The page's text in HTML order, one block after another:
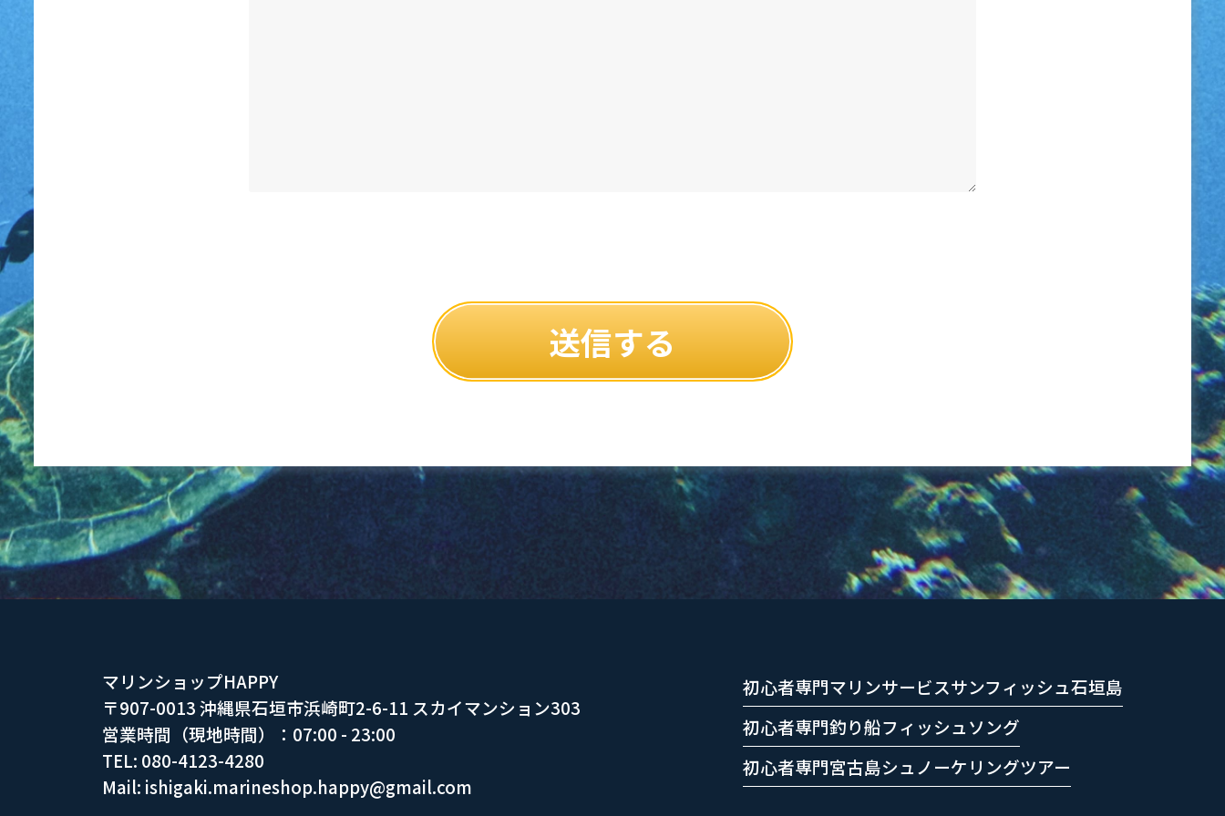
マリンショップHAPPY
〒907-0013 沖縄県石垣市浜崎町2-6-11 スカイマンション303
営業時間（現地時間）：07:00 - 23:00
TEL: 080-4123-4280
Mail: ishigaki.marineshop.happy@gmail.com
初心者専門マリンサービスサンフィッシュ石垣島
初心者専門釣り船フィッシュソング
初心者専門宮古島シュノーケリングツアー